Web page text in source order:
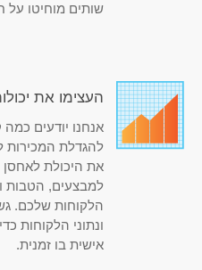
שותים מוחיטו על
העצימו את
אנחנו יודעים
את היכולת לאחסן
למבצעים, הטבות
הלקוחות שלכם.
ונתוני הלקוחות
אישית בו זמנית.